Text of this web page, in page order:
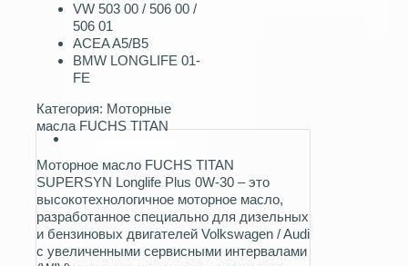
VW 503 00 / 506 00 /
506 01
ACEA A5/B5
BMW LONGLIFE 01-
FE
Категория: Моторные
масла FUCHS TITAN
Моторное масло FUCHS TITAN
SUPERSYN Longlife Plus 0W-30 – это
высокотехнологичное моторное масло,
разработанное специально для дизельных
и бензиновых двигателей Volkswagen / Audi
с увеличенными сервисными интервалами